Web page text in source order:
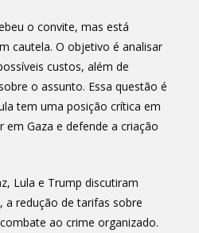
o convite, mas está
cautela. O objetivo é analisar
custos, além de
o assunto. Essa questão é
tem uma posição crítica em
em Gaza e defende a criação
Lula e Trump discutiram
a redução de tarifas sobre
ao crime organizado.